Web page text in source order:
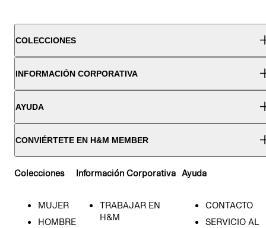
COLECCIONES
INFORMACIÓN CORPORATIVA
AYUDA
CONVIÉRTETE EN H&M MEMBER
Colecciones
MUJER
HOMBRE
Información Corporativa
TRABAJAR EN
H&M
Ayuda
CONTACTO
SERVICIO AL